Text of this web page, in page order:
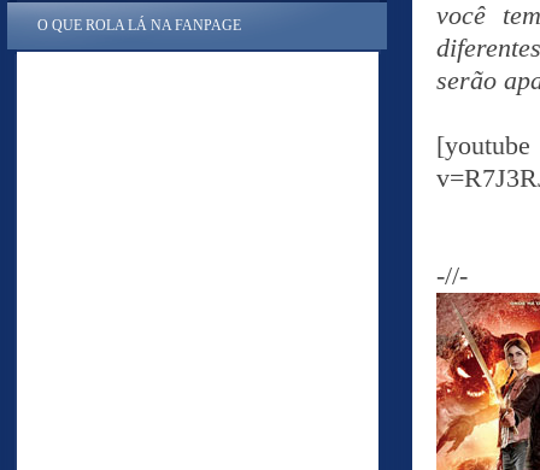
você
serão
-//-
O QUE ROLA LÁ NA FANPAGE